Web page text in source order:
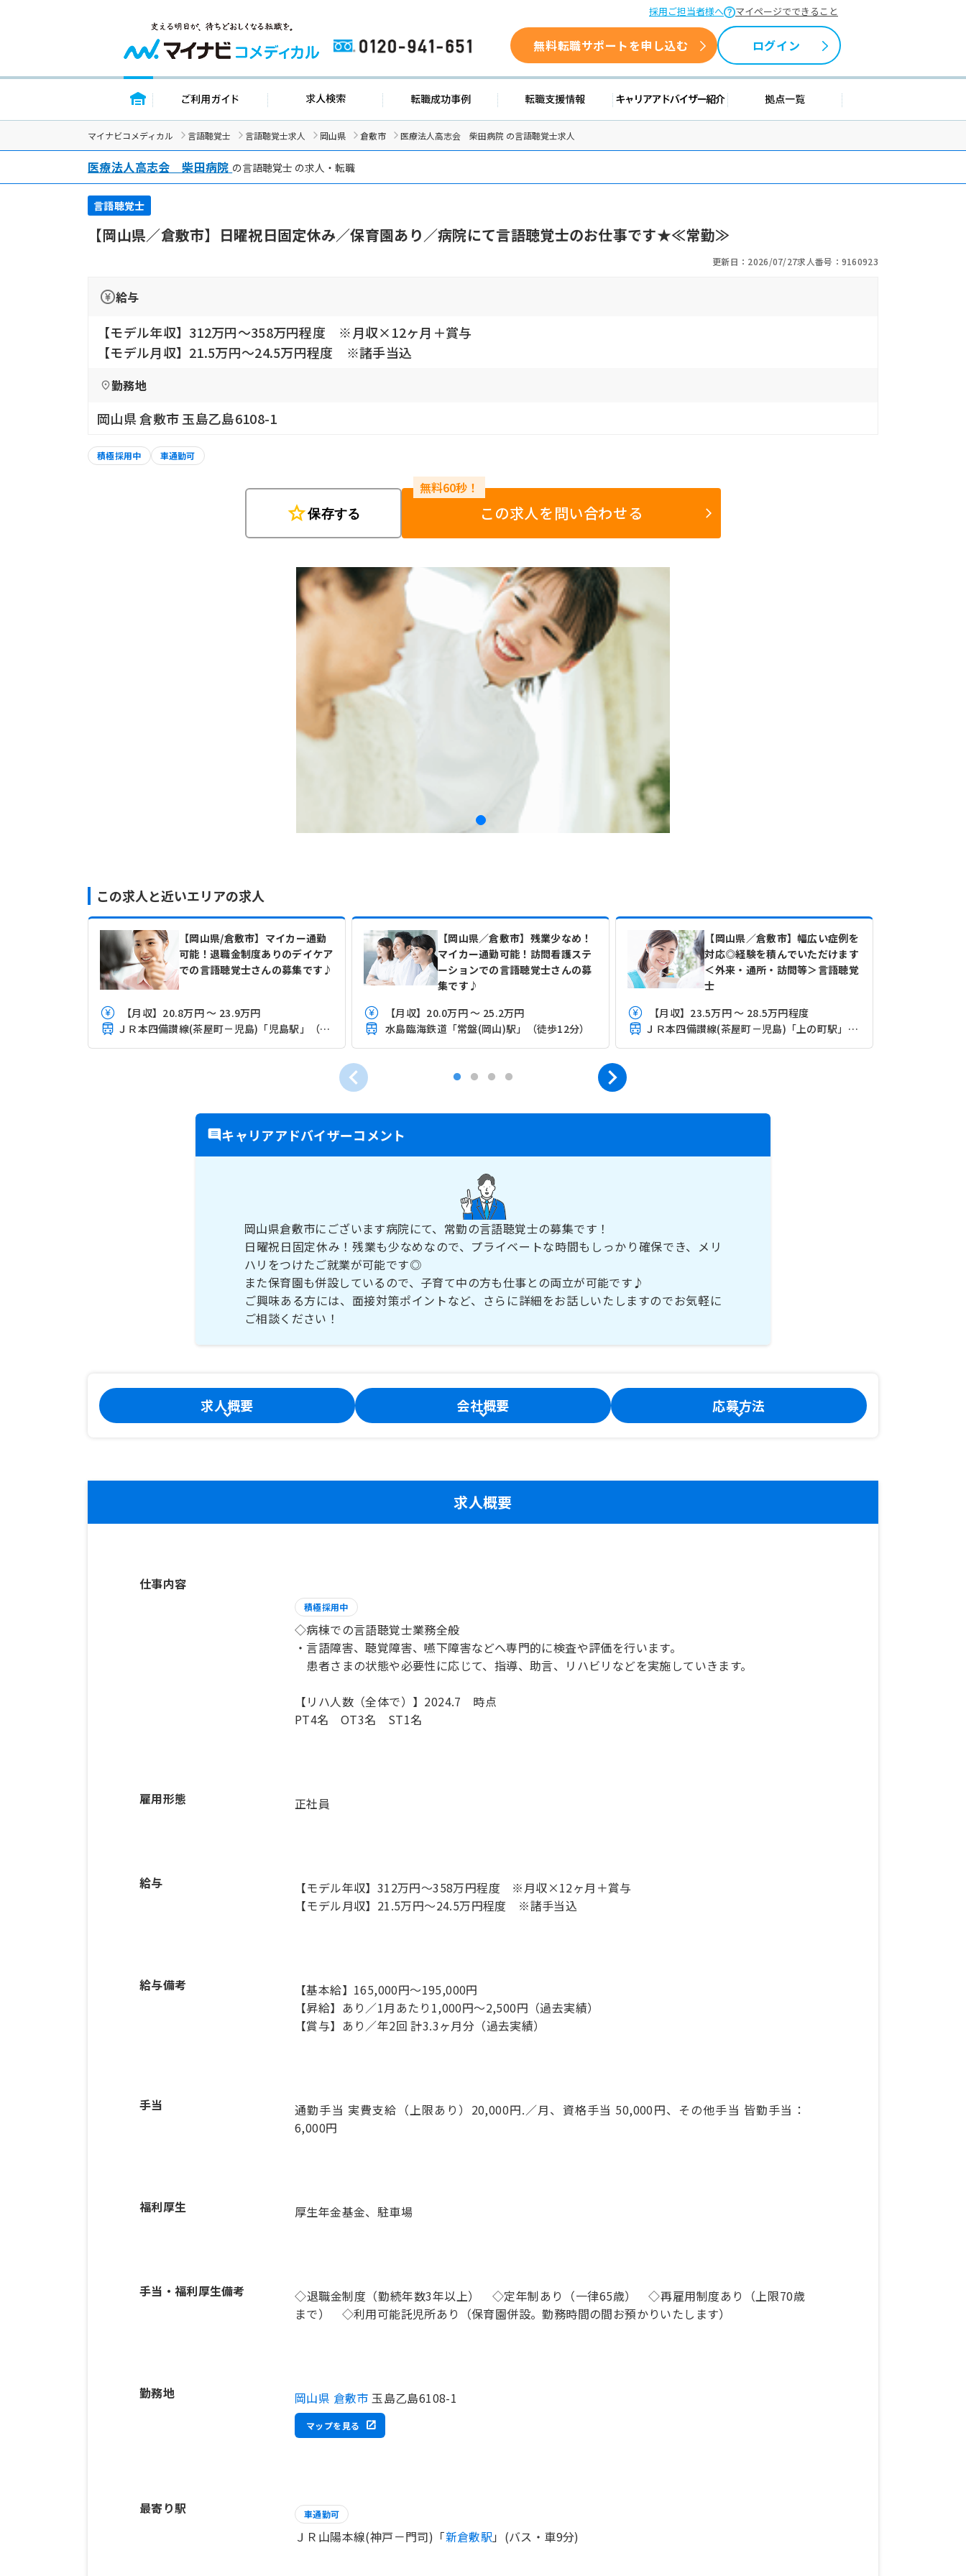
採用ご担当者様へ マイページでできること
0120-941-651 無料転職サポートを申し込む ログイン
トップページ ご利用ガイド 求人検索 転職成功事例 転職支援情報 キャリアアドバイザー紹介 拠点一覧
マイナビコメディカル 言語聴覚士 言語聴覚士求人 岡山県 倉敷市 医療法人高志会 柴田病院 の言語聴覚士求人
医療法人高志会 柴田病院 の言語聴覚士 の求人・転職
言語聴覚士
【岡山県／倉敷市】日曜祝日固定休み／保育園あり／病院にて言語聴覚士のお仕事です★≪常勤≫
更新日：2026/07/27求人番号：9160923
給与
【モデル年収】312万円〜358万円程度 ※月収×12ヶ月＋賞与
【モデル月収】21.5万円〜24.5万円程度 ※諸手当込
勤務地
岡山県 倉敷市 玉島乙島6108-1
積極採用中 車通勤可
star保存する この求人を問い合わせる
この求人と近いエリアの求人
【岡山県/倉敷市】マイカー通勤
可能！退職金制度ありのデイケア
での言語聴覚士さんの募集です♪
【月収】20.8万円 ～ 23.9万円
ＪＲ本四備讃線(茶屋町－児島)「児島駅」（バス・車7分）
【岡山県／倉敷市】残業少なめ！
マイカー通勤可能！訪問看護ステ
ーションでの言語聴覚士さんの募
集です♪
【月収】20.0万円 ～ 25.2万円
水島臨海鉄道「常盤(岡山)駅」（徒歩12分）
【岡山県／倉敷市】幅広い症例を
対応◎経験を積んでいただけます
＜外来・通所・訪問等＞言語聴覚
士
【月収】23.5万円 ～ 28.5万円程度
ＪＲ本四備讃線(茶屋町－児島)「上の町駅」（徒歩15分）
キャリアアドバイザーコメント
岡山県倉敷市にございます病院にて、常勤の言語聴覚士の募集です！
日曜祝日固定休み！残業も少なめなので、プライベートな時間もしっかり確保でき、メリ
ハリをつけたご就業が可能です◎
また保育園も併設しているので、子育て中の方も仕事との両立が可能です♪
ご興味ある方には、面接対策ポイントなど、さらに詳細をお話しいたしますのでお気軽に
ご相談ください！
求人概要 会社概要 応募方法
求人概要
仕事内容
積極採用中
◇病棟での言語聴覚士業務全般
・言語障害、聴覚障害、嚥下障害などへ専門的に検査や評価を行います。
患者さまの状態や必要性に応じて、指導、助言、リハビリなどを実施していきます。
【リハ人数（全体で）】2024.7 時点
PT4名 OT3名 ST1名
雇用形態 正社員
給与
【モデル年収】312万円〜358万円程度 ※月収×12ヶ月＋賞与
【モデル月収】21.5万円〜24.5万円程度 ※諸手当込
給与備考
【基本給】165,000円～195,000円
【昇給】あり／1月あたり1,000円～2,500円（過去実績）
【賞与】あり／年2回 計3.3ヶ月分（過去実績）
手当
通勤手当 実費支給（上限あり）20,000円.／月、資格手当 50,000円、その他手当 皆勤手当：
6,000円
福利厚生 厚生年金基金、駐車場
手当・福利厚生備考
◇退職金制度（勤続年数3年以上） ◇定年制あり（一律65歳） ◇再雇用制度あり（上限70歳
まで） ◇利用可能託児所あり（保育園併設。勤務時間の間お預かりいたします）
勤務地 岡山県 倉敷市 玉島乙島6108-1
マップを見る
最寄り駅 車通勤可
ＪＲ山陽本線(神戸－門司)「新倉敷駅 」(バス・車9分)